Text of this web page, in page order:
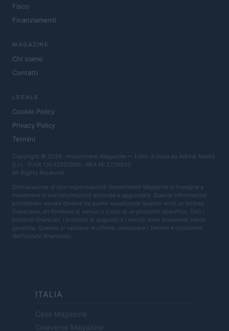
Fisco
Finanziamenti
MAGAZINE
Chi siamo
Contatti
LEGALE
Cookie Policy
Privacy Policy
Termini
Copyright © 2026 · Investimenti Magazine — Edito in Italia da AdHub Media
S.r.l. · P.IVA 13542920965 · REA MI 2729933
All Rights Reserved
Dichiarazione di non responsabilità: Investimenti Magazine si impegna a
mantenere le sue informazioni accurate e aggiornate. Queste informazioni
potrebbero essere diverse da quelle visualizzate quando visiti un istituto
finanziario, un fornitore di servizi o il sito di un prodotto specifico. Tutti i
prodotti finanziari, i prodotti di acquisto e i servizi sono presentati senza
garanzia. Quando si valutano le offerte, consultare i Termini e condizioni
dell'istituto finanziario.
ITALIA
Casa Magazine
Cineverse Magazine